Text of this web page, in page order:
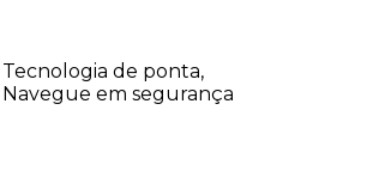
Tecnologia de ponta,
Navegue em segurança